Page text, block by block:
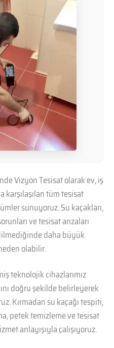
Vizyon Tesisat olarak ev, iş
karşılaşılan tüm tesisat
sunuyoruz. Su kaçakları,
ve tesisat arızaları
daha büyük
olabilir.
teknolojik cihazlarımız
doğru şekilde belirleyerek
Kırmadan su kaçağı tespiti,
petek temizleme ve tesisat
anlayışıyla çalışıyoruz.